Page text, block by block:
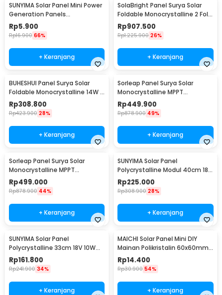
SUNYIMA Solar Panel Mini Power
Generation Panels
Polycrystalline 1W 2V - SN3
Rp5.900
Rp16.900 66%
+ Keranjang
SolaBright Panel Surya Solar
Foldable Monocrystalline 2 Fold
100W - AP-210
Rp907.500
Rp1.225.900 26%
+ Keranjang
BUHESHUI Panel Surya Solar
Foldable Monocrystalline 14W -
CP-14
Rp308.800
Rp423.900 28%
+ Keranjang
Sorleap Panel Surya Solar
Monocrystalline MPPT
Waterproof DC Plug 25W 5V -
UPS-25W
Rp449.900
Rp878.900 49%
+ Keranjang
Sorleap Panel Surya Solar
Monocrystalline MPPT
Waterproof DC Plug 25W 12V -
UPS-25W
Rp499.000
Rp878.900 44%
+ Keranjang
SUNYIMA Solar Panel
Polycrystalline Modul 40cm 18V
20W with Controller - SN10
Rp225.000
Rp308.900 28%
+ Keranjang
SUNYIMA Solar Panel
Polycrystalline 33cm 18V 10W
with Controller - SN20
Rp161.800
Rp241.900 34%
+ Keranjang
MAICHI Solar Panel Mini DIY
Mainan Polikristalin 60x60mm
3V 100mA - SPM01
Rp14.400
Rp30.900 54%
+ Keranjang